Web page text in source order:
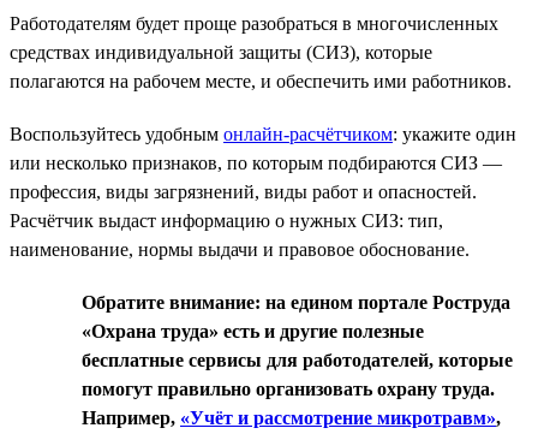
Работодателям будет проще разобраться в многочисленных
средствах индивидуальной защиты (СИЗ), которые
полагаются на рабочем месте, и обеспечить ими работников.
Воспользуйтесь удобным онлайн-расчётчиком: укажите один
или несколько признаков, по которым подбираются СИЗ —
профессия, виды загрязнений, виды работ и опасностей.
Расчётчик выдаст информацию о нужных СИЗ: тип,
наименование, нормы выдачи и правовое обоснование.
Обратите внимание: на едином портале Роструда
«Охрана труда» есть и другие полезные
бесплатные сервисы для работодателей, которые
помогут правильно организовать охрану труда.
Например, «Учёт и рассмотрение микротравм»,